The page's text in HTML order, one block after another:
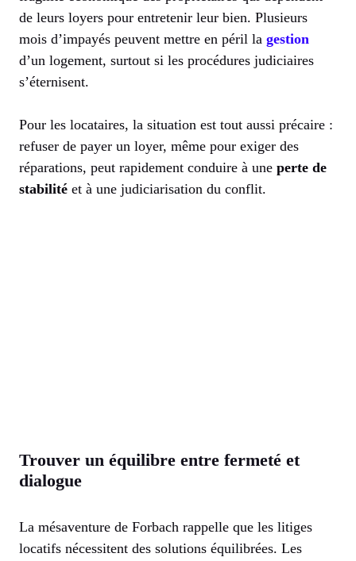
de leurs loyers pour entretenir leur bien. Plusieurs
mois d’impayés peuvent mettre en péril la gestion
d’un logement, surtout si les procédures judiciaires
s’éternisent.
Pour les locataires, la situation est tout aussi précaire :
refuser de payer un loyer, même pour exiger des
réparations, peut rapidement conduire à une perte de
stabilité et à une judiciarisation du conflit.
Trouver un équilibre entre fermeté et
dialogue
La mésaventure de Forbach rappelle que les litiges
locatifs nécessitent des solutions équilibrées. Les